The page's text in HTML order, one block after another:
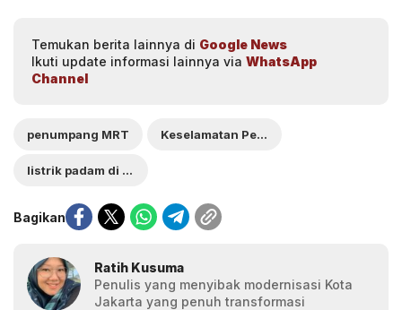
Temukan berita lainnya di Google News
Ikuti update informasi lainnya via WhatsApp
Channel
penumpang MRT Keselamatan Penumpang MRT
listrik padam di jakarta
Bagikan
Ratih Kusuma
Penulis yang menyibak modernisasi Kota
Jakarta yang penuh transformasi